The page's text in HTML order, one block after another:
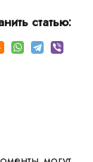
статью: